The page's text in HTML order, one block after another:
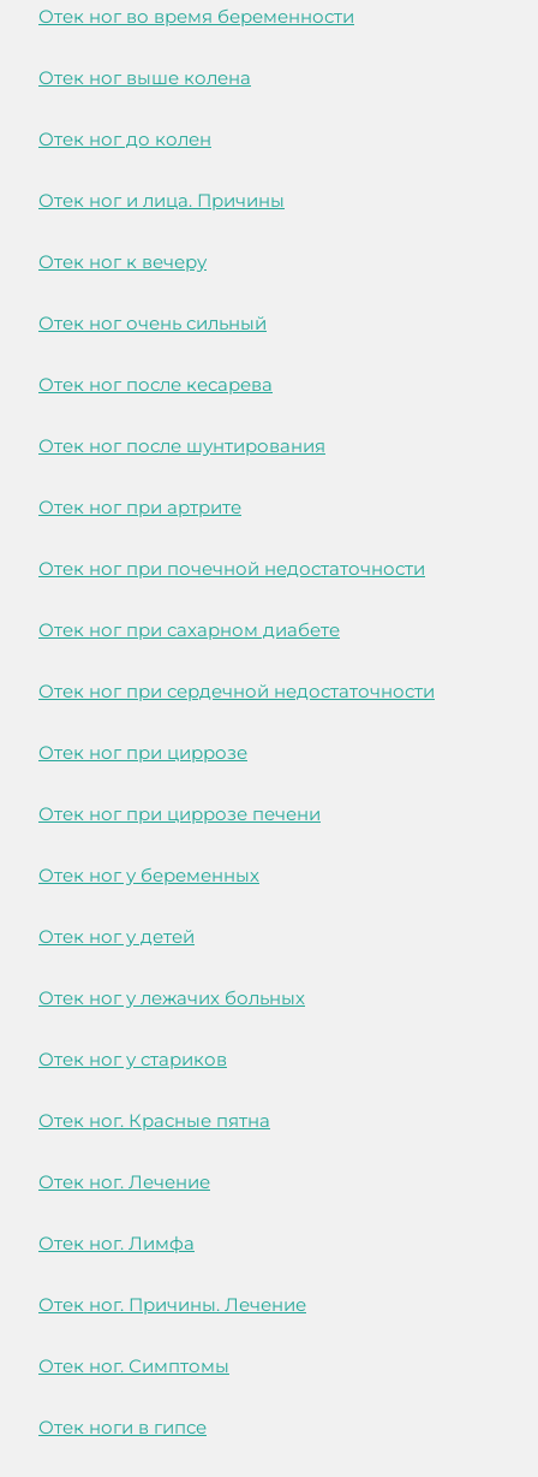
Отек ног во время беременности
Отек ног выше колена
Отек ног до колен
Отек ног и лица. Причины
Отек ног к вечеру
Отек ног очень сильный
Отек ног после кесарева
Отек ног после шунтирования
Отек ног при артрите
Отек ног при почечной недостаточности
Отек ног при сахарном диабете
Отек ног при сердечной недостаточности
Отек ног при циррозе
Отек ног при циррозе печени
Отек ног у беременных
Отек ног у детей
Отек ног у лежачих больных
Отек ног у стариков
Отек ног. Красные пятна
Отек ног. Лечение
Отек ног. Лимфа
Отек ног. Причины. Лечение
Отек ног. Симптомы
Отек ноги в гипсе